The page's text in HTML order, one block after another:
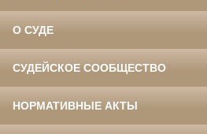
О СУДЕ
СУДЕЙСКОЕ СООБЩЕСТВО
НОРМАТИВНЫЕ АКТЫ